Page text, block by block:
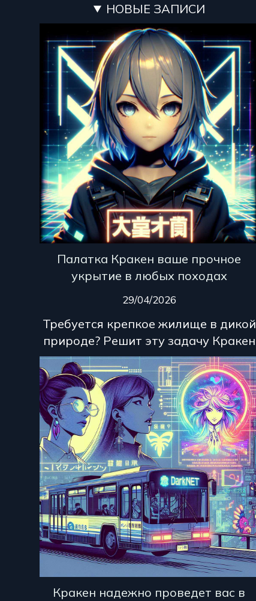
НОВЫЕ ЗАПИСИ
Палатка Кракен ваше прочное
укрытие в любых походах
29/04/2026
Требуется крепкое жилище в дикой
природе? Решит эту задачу Кракен
Кракен надежно проведет вас в